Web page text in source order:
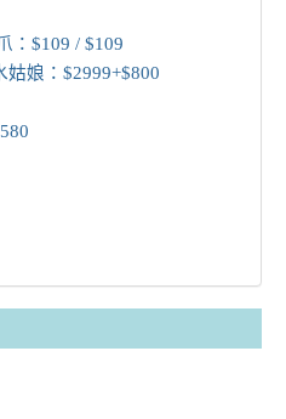
：$109 / $109
娘：$2999+$800